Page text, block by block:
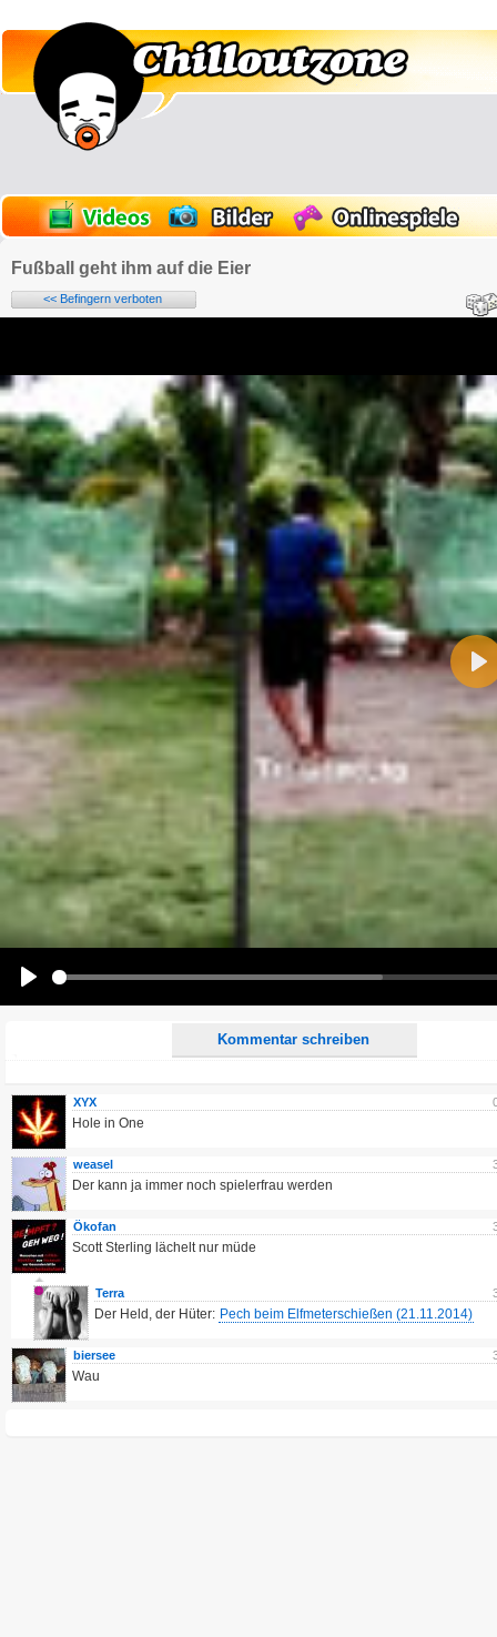
Fußball geht ihm auf die Eier
<< Befingern verboten
Kommentar schreiben
Kommentar:
Alle HTML-Tags außer <br>, <strike> und <i> werden aus Deinem Kommentar entfernt.
URLs werden automatisch umgewandelt. Bitte verwende "www." oder "http://" in URLs
Ich möchte eine E-Mail, wenn auf dieser Seite weitere Kommentare erscheinen.
XYX
Hole in One
weasel
Der kann ja immer noch spielerfrau werden
Ökofan
Scott Sterling lächelt nur müde
Terra
Der Held, der Hüter: Pech beim Elfmeterschießen (21.11.2014)
biersee
Wau